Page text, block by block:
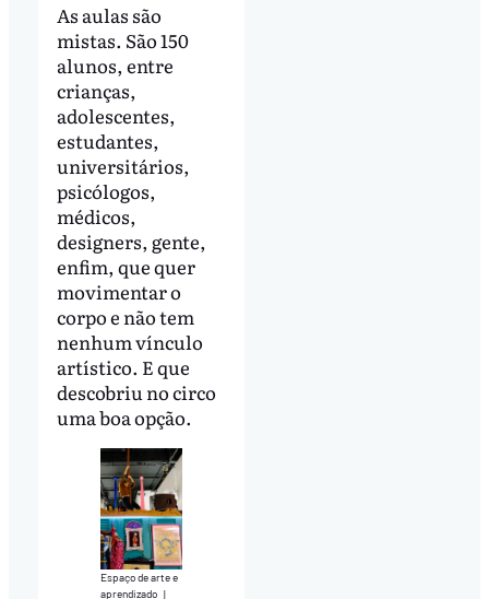
As aulas são
mistas. São 150
alunos, entre
crianças,
adolescentes,
estudantes,
universitários,
psicólogos,
médicos,
designers, gente,
enfim, que quer
movimentar o
corpo e não tem
nenhum vínculo
artístico. E que
descobriu no circo
uma boa opção.
Espaço de arte e
aprendizado |